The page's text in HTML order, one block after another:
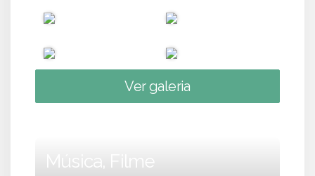
Ver galeria
Música, Filme